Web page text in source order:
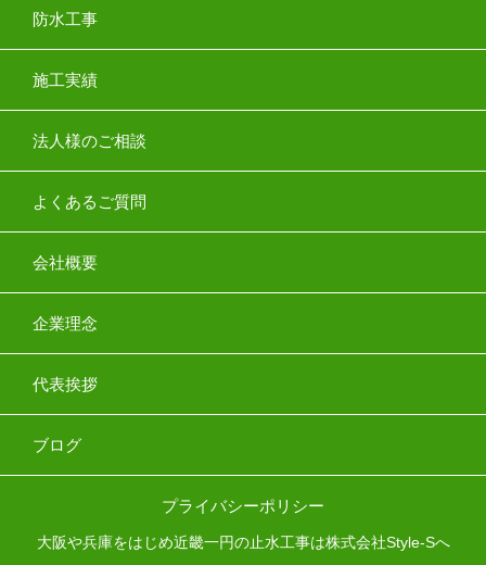
防水工事
施工実績
法人様のご相談
よくあるご質問
会社概要
企業理念
代表挨拶
ブログ
プライバシーポリシー
大阪や兵庫をはじめ近畿一円の止水工事は株式会社Style-Sへ